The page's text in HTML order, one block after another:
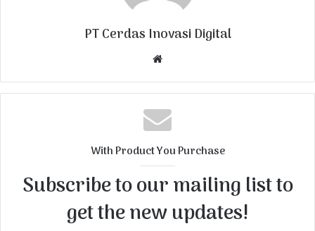
PT Cerdas Inovasi Digital
b
s
i
With Product You Purchase
Subscribe to our mailing list to
get the new updates!